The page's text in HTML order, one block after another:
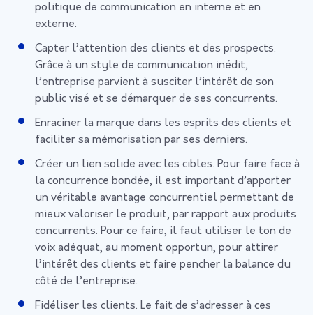
politique de communication en interne et en
externe.
Capter l’attention des clients et des prospects.
Grâce à un style de communication inédit,
l’entreprise parvient à susciter l’intérêt de son
public visé et se démarquer de ses concurrents.
Enraciner la marque dans les esprits des clients et
faciliter sa mémorisation par ses derniers.
Créer un lien solide avec les cibles. Pour faire face à
la concurrence bondée, il est important d’apporter
un véritable avantage concurrentiel permettant de
mieux valoriser le produit, par rapport aux produits
concurrents. Pour ce faire, il faut utiliser le ton de
voix adéquat, au moment opportun, pour attirer
l’intérêt des clients et faire pencher la balance du
côté de l’entreprise.
Fidéliser les clients. Le fait de s’adresser à ces